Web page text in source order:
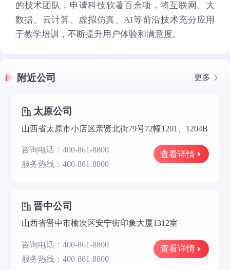
的技术团队，申请科技软著百余项，将互联网、大
数据、云计算、虚拟仿真、AI等前沿技术充分应用
于教学培训，不断提升用户体验和满意度。
附近公司 更多
太原公司
山西省太原市小店区亲贤北街79号72幢1201、1204B
咨询电话：400-861-8800
服务热线：400-861-8800
查看详情
晋中公司
山西省晋中市榆次区安宁街印象大厦1312室
咨询电话：400-861-8800
服务热线：400-861-8800
查看详情